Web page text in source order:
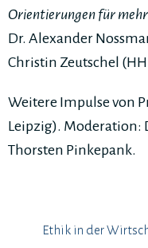
Orientierungen für
Dr. Alexander
Christin Zeutschel
Weitere Impulse von
Leipzig). Moderation:
Thorsten Pinkepank.
Ethik in der